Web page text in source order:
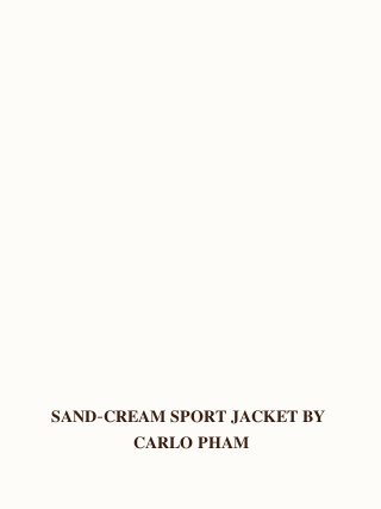
𝐒𝐀𝐍𝐃-𝐂𝐑𝐄𝐀𝐌 𝐒𝐏𝐎𝐑𝐓 𝐉𝐀𝐂𝐊𝐄𝐓 𝐁𝐘
𝐂𝐀𝐑𝐋𝐎 𝐏𝐇𝐀𝐌